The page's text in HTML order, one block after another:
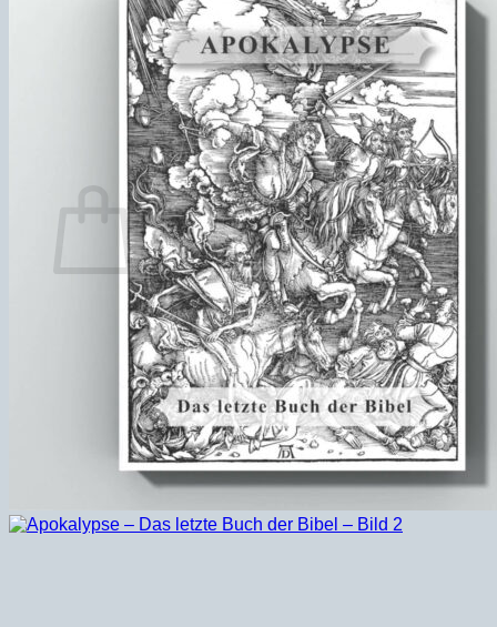
English
Français
Português
Español
Warenkorb
Es befinden sich keine Produkte im Warenkorb.
Zurück zum Shop